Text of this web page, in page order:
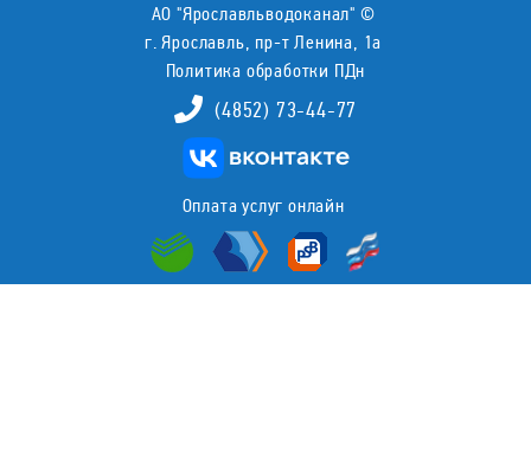
АО "Ярославльводоканал" ©
г. Ярославль, пр-т Ленина, 1а
Политика обработки ПДн
(4852) 73-44-77
Оплата услуг онлайн